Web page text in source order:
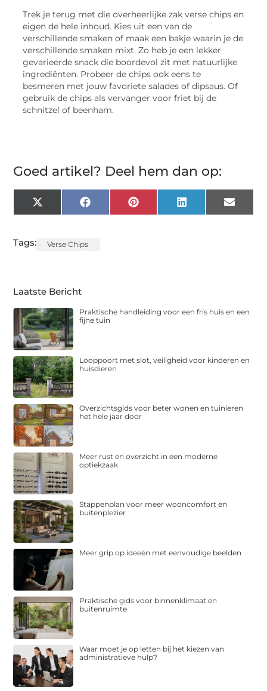
Trek je terug met die overheerlijke zak verse chips en
eigen de hele inhoud. Kies uit een van de
verschillende smaken of maak een bakje waarin je de
verschillende smaken mixt. Zo heb je een lekker
gevarieerde snack die boordevol zit met natuurlijke
ingrediënten. Probeer de chips ook eens te
besmeren met jouw favoriete salades of dipsaus. Of
gebruik de chips als vervanger voor friet bij de
schnitzel of beenham.
Goed artikel? Deel hem dan op:
X
(Twitter)
FacebookPinterest LinkedIn Email
Tags: Verse Chips
Laatste Bericht
Praktische handleiding voor een fris huis en een
fijne tuin
Looppoort met slot, veiligheid voor kinderen en
huisdieren
Overzichtsgids voor beter wonen en tuinieren
het hele jaar door
Meer rust en overzicht in een moderne
optiekzaak
Stappenplan voor meer wooncomfort en
buitenplezier
Meer grip op ideeën met eenvoudige beelden
Praktische gids voor binnenklimaat en
buitenruimte
Waar moet je op letten bij het kiezen van
administratieve hulp?